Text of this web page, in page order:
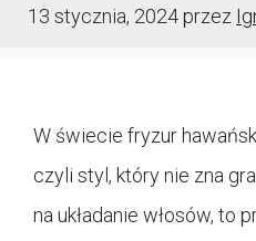
13 stycznia, 2024przez
W świecie fryzur
czyli styl, który nie zna
na układanie włosów, to